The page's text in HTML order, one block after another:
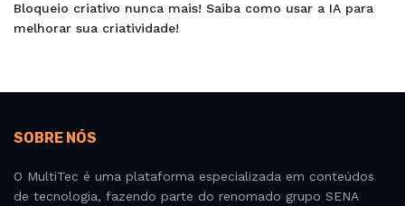
Bloqueio criativo nunca mais! Saiba como usar a IA para
melhorar sua criatividade!
SOBRE NÓS
O MultiTec é uma plataforma especializada em conteúdos
de tecnologia, fazendo parte do renomado grupo SENA